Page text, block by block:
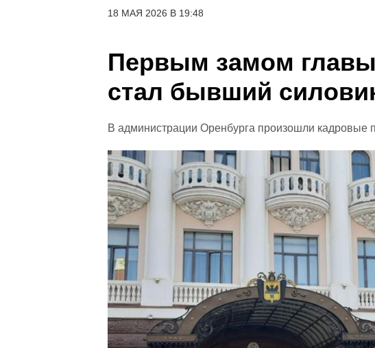
18 МАЯ 2026 В 19:48
Первым замом
стал бывший
В администрации Оренбурга произошли кадровые